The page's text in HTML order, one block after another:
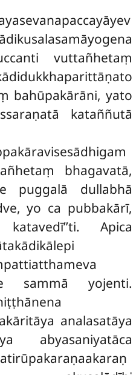
vuttañhetaṃ
bahūpakārāni, yato
kataññutā
bhagavatā,
puggalā dullabhā
yo ca pubbakārī,
Apica
sammā yojenti.
analasatāya
abyasaniyatāca